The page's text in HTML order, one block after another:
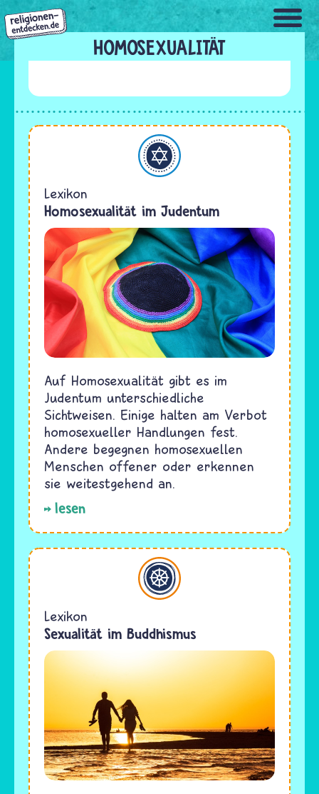
Direkt
zum
Inhalt
HOMOSEXUALITÄT
Judentum
Lexikon
Homosexualität im Judentum
Auf Homosexualität gibt es im
Judentum unterschiedliche
Sichtweisen. Einige halten am Verbot
homosexueller Handlungen fest.
Andere begegnen homosexuellen
Menschen offener oder erkennen
sie weitestgehend an.
lesen
Buddhismus
Lexikon
Sexualität im Buddhismus